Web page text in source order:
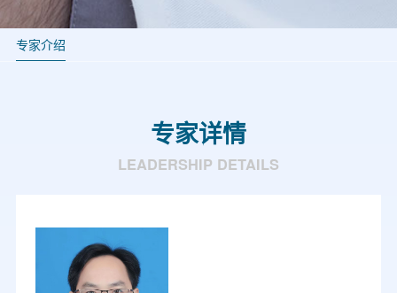
专家介绍
专家详情
LEADERSHIP DETAILS